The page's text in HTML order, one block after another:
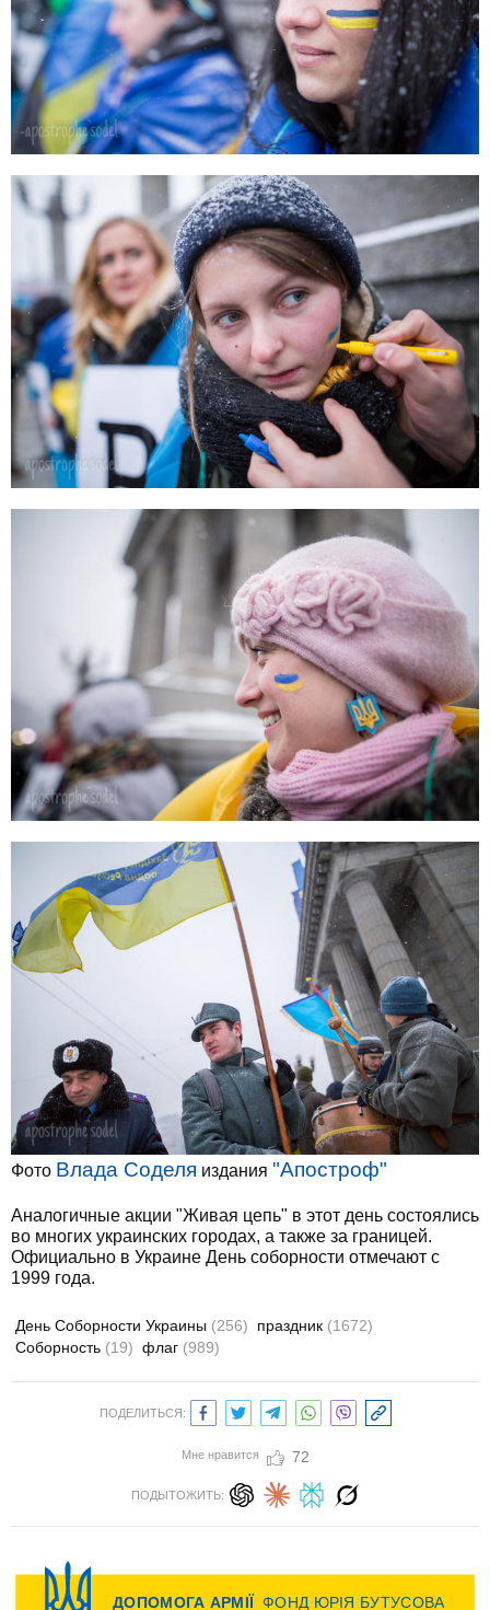
Фото Влада Соделя издания "Апостроф"
Аналогичные акции "Живая цепь" в этот день состоялись
во многих украинских городах, а также за границей.
Официально в Украине День соборности отмечают с
1999 года.
День Соборности Украины (256) праздник (1672)
Соборность (19) флаг (989)
ПОДЕЛИТЬСЯ:
Мне нравится 72
ПОДЫТОЖИТЬ: